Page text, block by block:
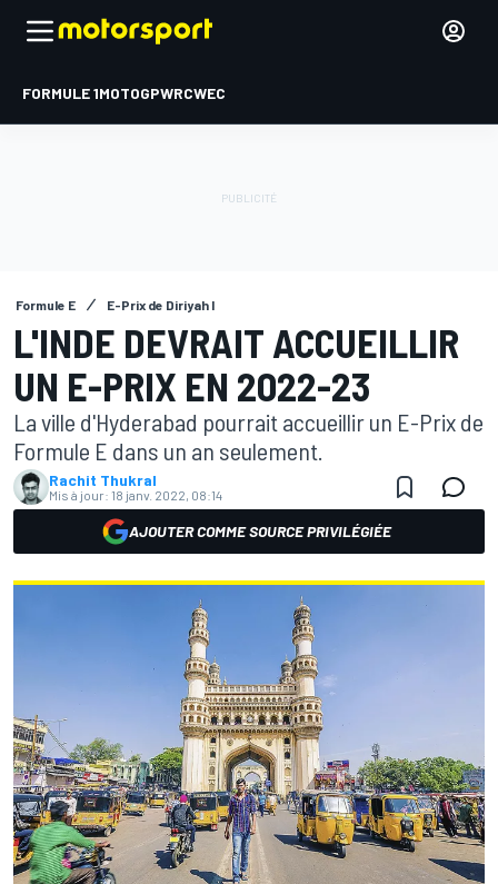
FORMULE 1MOTOGPWRCWEC
Formule E E-Prix de Diriyah I
L'INDE DEVRAIT ACCUEILLIR
UN E-PRIX EN 2022-23
La ville d'Hyderabad pourrait accueillir un E-Prix de
Formule E dans un an seulement.
Rachit Thukral
Mis à jour: 18 janv. 2022, 08:14
AJOUTER COMME SOURCE PRIVILÉGIÉE